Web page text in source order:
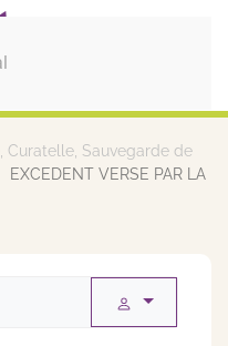
Curatelle, Sauvegarde de
EXCEDENT VERSE PAR LA